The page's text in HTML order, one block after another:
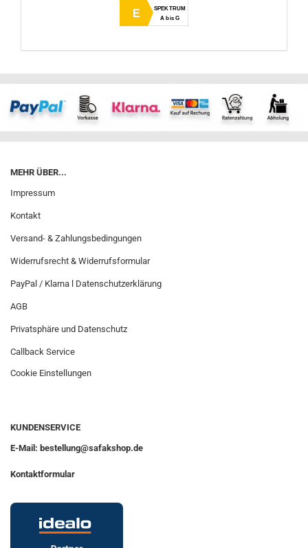
E
SPEKTRUM
A bis G
MEHR ÜBER...
Impressum
Kontakt
Versand- & Zahlungsbedingungen
Widerrufsrecht & Widerrufsformular
PayPal / Klarna l Datenschutzerklärung
AGB
Privatsphäre und Datenschutz
Callback Service
Cookie Einstellungen
KUNDENSERVICE
E-Mail: bestellung@safakshop.de
Kontaktformular